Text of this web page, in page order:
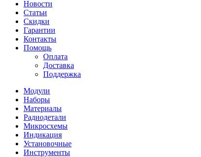
Новости
Статьи
Скидки
Гарантии
Контакты
Помощь
Оплата
Доставка
Поддержка
Модули
Наборы
Материалы
Радиодетали
Микросхемы
Индикация
Установочные
Инструменты